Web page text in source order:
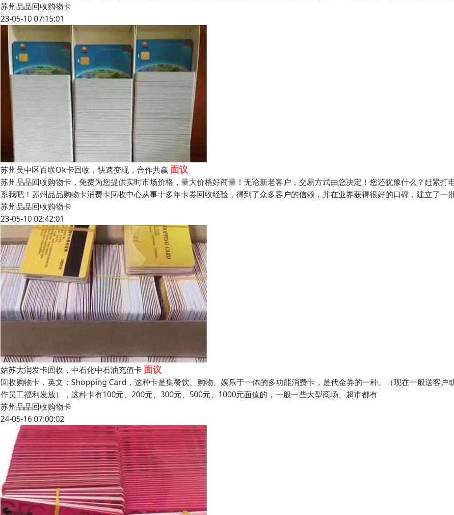
苏州品品回收购物卡
23-05-10 07:15:01
苏州吴中区百联Ok卡回收，快速变现，合作共赢面议
苏州品品回收购物卡，免费为您提供实时市场价格，量大价格好商量！无论新老客户，交易方式由您决定！您还犹豫什么？赶紧打
系我吧！苏州品品购物卡消费卡回收中心从事十多年卡券回收经验，得到了众多客户的信赖，并在业界获得很好的口碑，建立了一
苏州品品回收购物卡
23-05-10 02:42:01
姑苏大润发卡回收，中石化中石油充值卡面议
回收购物卡，英文：Shopping Card，这种卡是集餐饮、购物、娱乐于一体的多功能消费卡，是代金券的一种。（现在一般送客户
作员工福利发放），这种卡有100元、200元、300元、500元、1000元面值的，一般一些大型商场、超市都有
苏州品品回收购物卡
24-05-16 07:00:02